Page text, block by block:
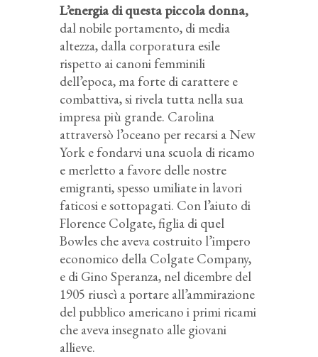
L’energia di questa piccola donna,
dal nobile portamento, di media
altezza, dalla corporatura esile
rispetto ai canoni femminili
dell’epoca, ma forte di carattere e
combattiva, si rivela tutta nella sua
impresa più grande. Carolina
attraversò l’oceano per recarsi a New
York e fondarvi una scuola di ricamo
e merletto a favore delle nostre
emigranti, spesso umiliate in lavori
faticosi e sottopagati. Con l’aiuto di
Florence Colgate, figlia di quel
Bowles che aveva costruito l’impero
economico della Colgate Company,
e di Gino Speranza, nel dicembre del
1905 riuscì a portare all’ammirazione
del pubblico americano i primi ricami
che aveva insegnato alle giovani
allieve.